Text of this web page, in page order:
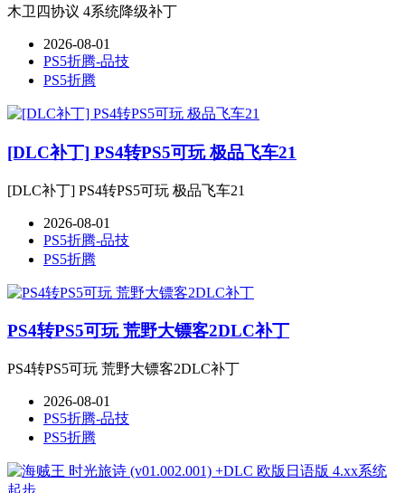
木卫四协议 4系统降级补丁
2026-08-01
PS5折腾-品技
PS5折腾
[DLC补丁] PS4转PS5可玩 极品飞车21
[DLC补丁] PS4转PS5可玩 极品飞车21
2026-08-01
PS5折腾-品技
PS5折腾
PS4转PS5可玩 荒野大镖客2DLC补丁
PS4转PS5可玩 荒野大镖客2DLC补丁
2026-08-01
PS5折腾-品技
PS5折腾